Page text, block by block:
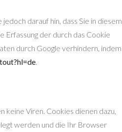
darauf hin, dass Sie in diesem
Erfassung der durch das Cookie
durch Google verhindern, indem
Viren. Cookies dienen dazu,
werden und die Ihr Browser